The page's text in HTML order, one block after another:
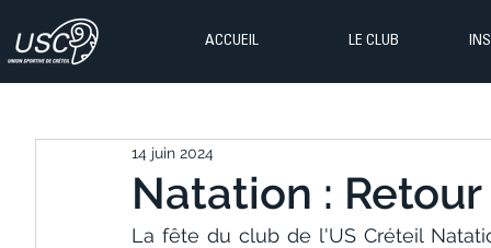
ACCUEIL LE CLUB
Natation :
14 juin 2024
La fête du club de l'US Créteil